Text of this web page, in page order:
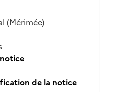
(Mérimée)
de la notice